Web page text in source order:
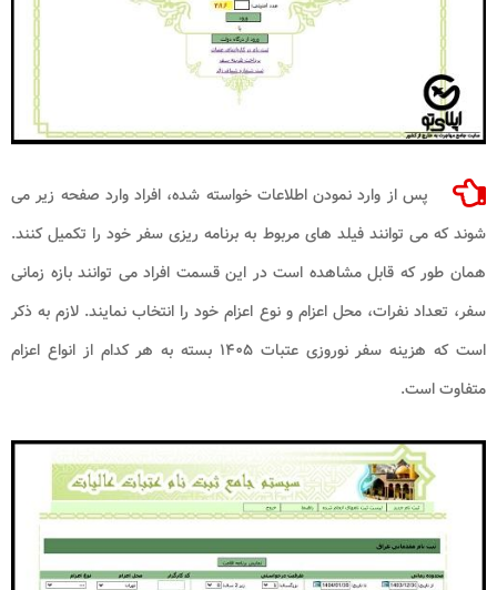
پس از وارد نمودن اطلاعات خواسته شده، افراد وارد صفحه زیر می
شوند که می توانند فیلد های مربوط به برنامه ریزی سفر خود را تکمیل کنند.
همان طور که قابل مشاهده است در این قسمت افراد می توانند بازه زمانی
سفر، تعداد نفرات، محل اعزام و نوع اعزام خود را انتخاب نمایند. لازم به ذکر
است که هزینه سفر نوروزی عتبات ۱۴۰۵ بسته به هر کدام از انواع اعزام
متفاوت است.